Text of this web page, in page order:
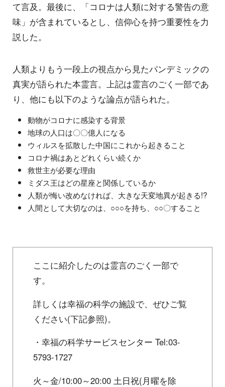
て言及。最後に、「コロナは人類に対する警告の意
味」が含まれているとし、信仰心を持つ重要性を力
説した。
人類よりもう一段上の視点から見たパンデミックの
真実が語られた本霊言。上記は霊言のごく一部であ
り、他にも以下のような論点が語られた。
動物がコロナに感染する背景
地球の人口は〇〇億人になる
ウィルスを拡散した中国にこれから起きること
コロナ禍はあとどれくらい続くか
救世主が必要な理由
ミダス王はどの星座と関係しているか
人類が悔い改めなければ、大きな天変地異が起きる!?
人間として大切なのは、○○○を持ち、○○〇すること
ここに紹介したのは霊言のごく一部で
す。
詳しくは幸福の科学の施設で、ぜひご覧
ください(下記参照)。
・幸福の科学サービスセンター Tel:03-
5793-1727
火～金/10:00～20:00 土日祝(月曜を除